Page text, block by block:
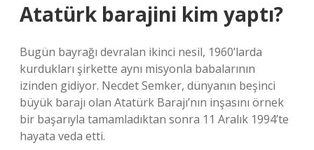
Atatürk barajini kim yaptı?
Bugün bayrağı devralan ikinci nesil, 1960’larda
kurdukları şirkette aynı misyonla babalarının
izinden gidiyor. Necdet Semker, dünyanın beşinci
büyük barajı olan Atatürk Barajı’nın inşasını örnek
bir başarıyla tamamladıktan sonra 11 Aralık 1994’te
hayata veda etti.